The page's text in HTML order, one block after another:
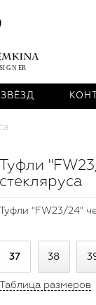
Туфли
стекляруса
Туфли "FW23/24"
37 38
Таблица размеров